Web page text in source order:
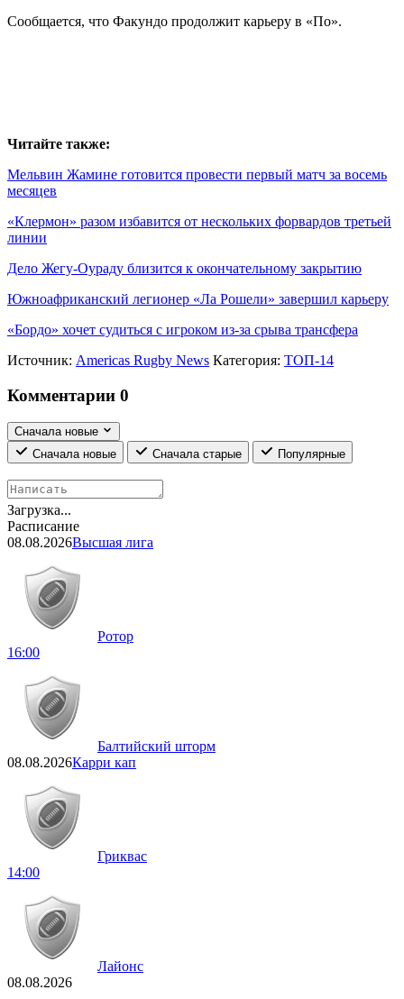
Сообщается, что Факундо продолжит карьеру в «По».
Читайте также:
Мельвин Жамине готовится провести первый матч за восемь
месяцев
«Клермон» разом избавится от нескольких форвардов третьей
линии
Дело Жегу-Оураду близится к окончательному закрытию
Южноафриканский легионер «Ла Рошели» завершил карьеру
«Бордо» хочет судиться с игроком из-за срыва трансфера
Источник: Americas Rugby News Категория: ТОП-14
Комментарии 0
Сначала новые
Сначала новые
Сначала старые Популярные
Загрузка...
Расписание
08.08.2026Высшая лига
Ротор
16:00
Балтийский шторм
08.08.2026Карри кап
Гриквас
14:00
Лайонс
08.08.2026